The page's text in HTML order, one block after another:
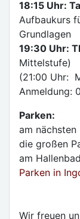
18:15 Uhr:
Aufbaukurs
Grundlagen
19:30 Uhr:
Mittelstufe)
(21:00 Uhr:
Anmeldung:
Parken:
am
die großen
am
Parken in
Wir freuen